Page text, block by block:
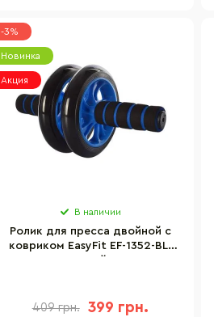
-3%
Новинка
Акция
В наличии
Ролик для пресса двойной с
ковриком EasyFit EF-1352-BL,
409 грн. 399 грн.